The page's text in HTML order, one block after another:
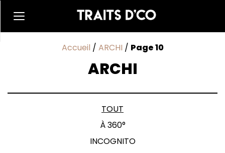
Accueil / ARCHI / Page 10
ARCHI
TOUT
À 360°
INCOGNITO